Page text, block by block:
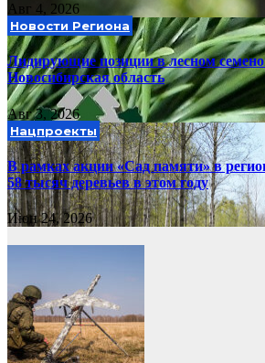
Авг 4, 2026
Новости Региона
Лидирующие позиции в лесном
Новосибирская область
Авг 3, 2026
Нацпроекты
В рамках акции «Сад памяти» в
58 тысяч деревьев в этом году
Июн 24, 2026